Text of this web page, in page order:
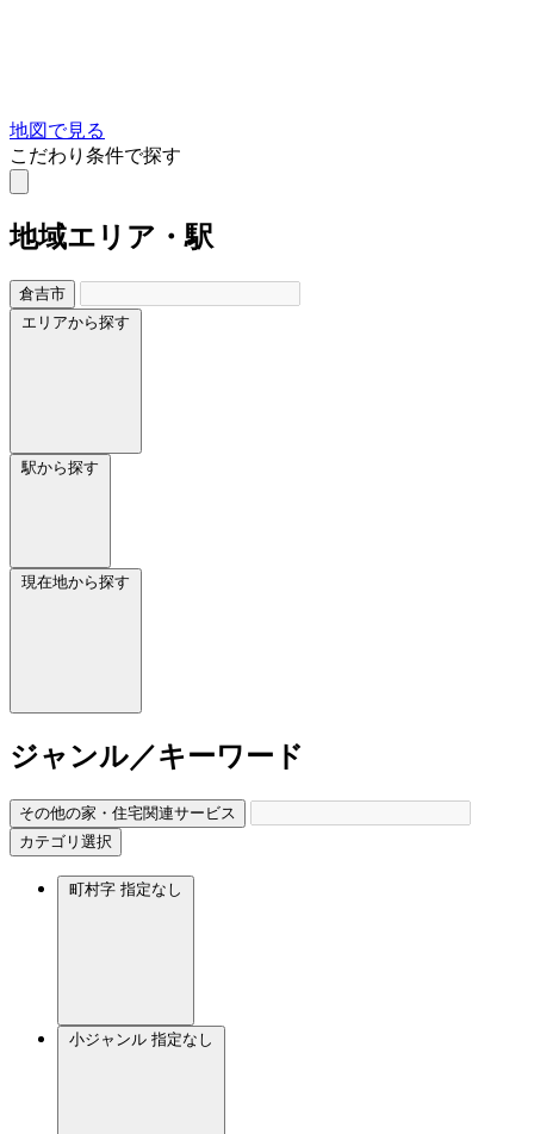
地図で見る
こだわり条件で探す
地域エリア・駅
倉吉市
エリアから探す
駅から探す
現在地から探す
ジャンル／キーワード
その他の家・住宅関連サービス
カテゴリ選択
町村字 指定なし
小ジャンル 指定なし